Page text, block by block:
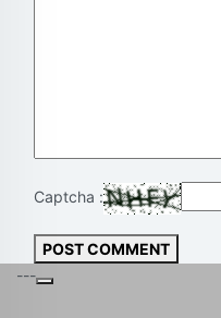
Captcha :
POST COMMENT
---